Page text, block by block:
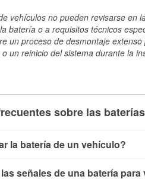
vehículos no pueden revisarse en
batería o a requisitos técnicos
un proceso de desmontaje
un reinicio del sistema durante la
sobre las
la batería de un vehículo?
señales de una batería